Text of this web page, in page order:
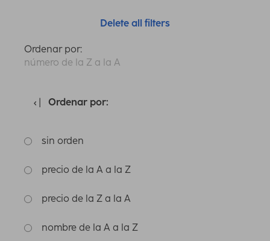
Delete all filters
Ordenar por:
número de la Z a la A
Ordenar por:
sin orden
precio de la A a la Z
precio de la Z a la A
nombre de la A a la Z